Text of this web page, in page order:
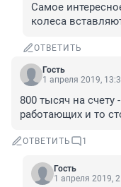
Самое
колеса
ОТВЕТИТЬ
Гость
1 апреля 2019,
800 тысяч на счету
работающих и то
ОТВЕТИТЬ 1
Гость
1 апреля 2019,